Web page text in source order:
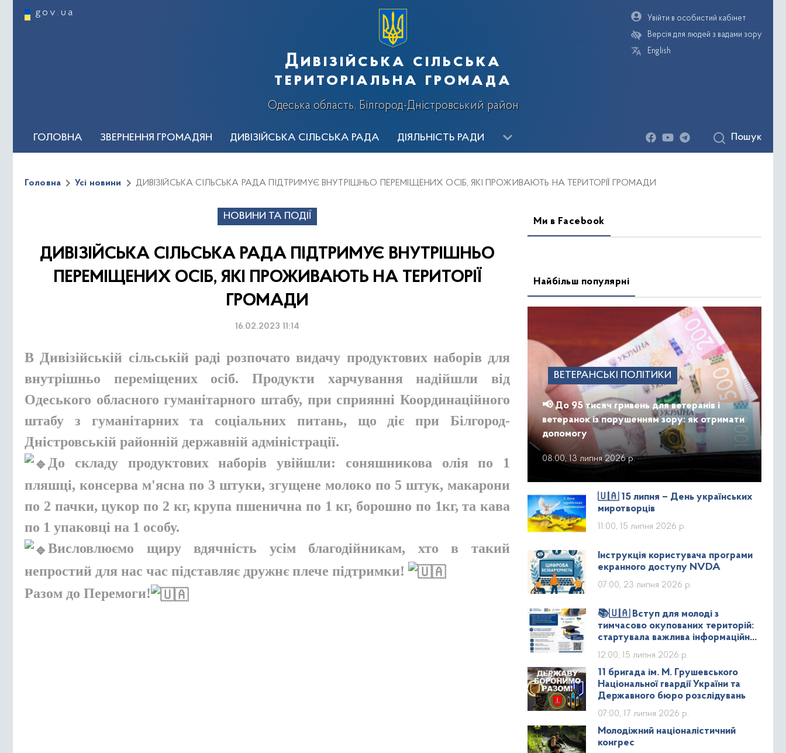
gov.ua
Дивізійська сільська
територіальна громада
Одеська область, Білгород-Дністровський район
Увійти в особистий кабінет
Версія для людей з вадами зору
English
ГОЛОВНА ЗВЕРНЕННЯ ГРОМАДЯН ДИВІЗІЙСЬКА СІЛЬСЬКА РАДА ДІЯЛЬНІСТЬ РАДИ Пошук
Головна Усі новини ДИВІЗІЙСЬКА СІЛЬСЬКА РАДА ПІДТРИМУЄ ВНУТРІШНЬО ПЕРЕМІЩЕНИХ ОСІБ, ЯКІ ПРОЖИВАЮТЬ НА ТЕРИТОРІЇ ГРОМАДИ
НОВИНИ ТА ПОДІЇ
ДИВІЗІЙСЬКА СІЛЬСЬКА РАДА ПІДТРИМУЄ ВНУТРІШНЬО
ПЕРЕМІЩЕНИХ ОСІБ, ЯКІ ПРОЖИВАЮТЬ НА ТЕРИТОРІЇ
ГРОМАДИ
16.02.2023 11:14
В Дивізійській сільській раді розпочато видачу продуктових наборів для
внутрішньо переміщених осіб. Продукти харчування надійшли від
Одеського обласного гуманітарного штабу, при сприянні Координаційного
штабу з гуманітарних та соціальних питань, що діє при Білгород-
Дністровській районній державній адміністрації.
До складу продуктових наборів увійшли: соняшникова олія по 1
пляшці, консерва м'ясна по 3 штуки, згущене молоко по 5 штук, макарони
по 2 пачки, цукор по 2 кг, крупа пшенична по 1 кг, борошно по 1кг, та кава
по 1 упаковці на 1 особу.
Висловлюємо щиру вдячність усім благодійникам, хто в такий
непростий для нас час підставляє дружнє плече підтримки!
Разом до Перемоги!
Ми в Facebook
Найбільш популярні
ВЕТЕРАНСЬКІ ПОЛІТИКИ
📢 До 95 тисяч гривень для ветеранів і
ветеранок із порушенням зору: як отримати
допомогу
08:00, 13 липня 2026 р.
🇺🇦 15 липня – День українських
миротворців
11:00, 15 липня 2026 р.
Інструкція користувача програми
екранного доступу NVDA
07:00, 23 липня 2026 р.
📚🇺🇦 Вступ для молоді з
тимчасово окупованих територій:
стартувала важлива інформаційна
кампанія!
12:00, 15 липня 2026 р.
11 бригада ім. М. Грушевського
Національної гвардії України та
Державного бюро розслідувань
07:00, 17 липня 2026 р.
Молодіжний націоналістичний
конгрес